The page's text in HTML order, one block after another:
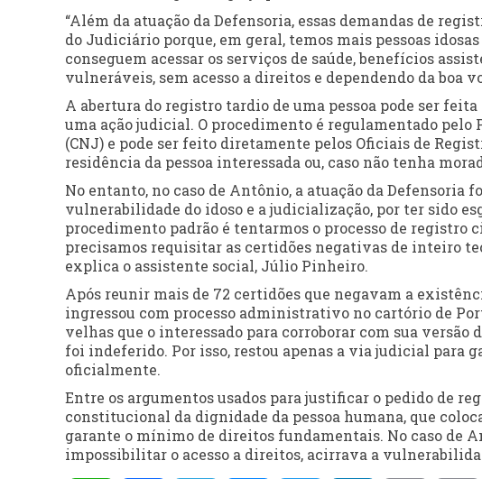
“Além da atuação da Defensoria, essas demandas de
do Judiciário porque, em geral, temos mais pessoas
conseguem acessar os serviços de saúde, benefícios
vulneráveis, sem acesso a direitos e dependendo da boa
A abertura do registro tardio de uma pessoa pode ser
uma ação judicial. O procedimento é regulamentado
(CNJ) e pode ser feito diretamente pelos Oficiais de
residência da pessoa interessada ou, caso não tenha
No entanto, no caso de Antônio, a atuação da Defensoria
vulnerabilidade do idoso e a judicialização, por ter sido
procedimento padrão é tentarmos o processo de
precisamos requisitar as certidões negativas de inteiro
explica o assistente social, Júlio Pinheiro.
Após reunir mais de 72 certidões que negavam a
ingressou com processo administrativo no cartório de
velhas que o interessado para corroborar com sua versão
foi indeferido. Por isso, restou apenas a via judicial para
oficialmente.
Entre os argumentos usados para justificar o pedido de
constitucional da dignidade da pessoa humana, que
garante o mínimo de direitos fundamentais. No caso de
impossibilitar o acesso a direitos, acirrava a